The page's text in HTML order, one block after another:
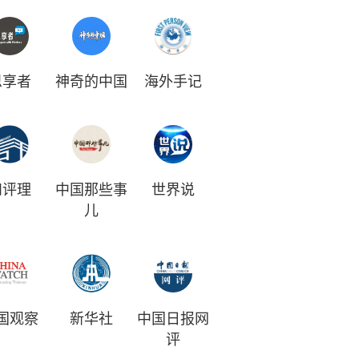
者 神奇的中国 海外手记
理
中国那些事
儿
世界说
观察 新华社
中国日报网
评